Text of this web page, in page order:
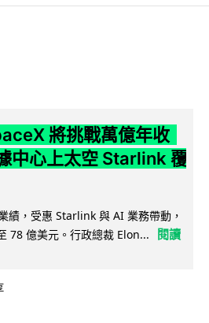
將挑戰萬億年收
中心上太空 Starlink 覆
績，受惠 Starlink 與 AI 業務帶動，
78 億美元。行政總裁 Elon...
閱讀